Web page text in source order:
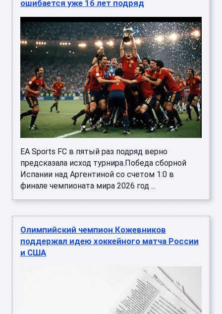
ошибается уже 16 лет подряд
EA Sports FC в пятый раз подряд верно
предсказала исход турнира.Победа сборной
Испании над Аргентиной со счетом 1:0 в
финале чемпионата мира 2026 год ...
Олимпийский чемпион Кожевников
поддержал идею хоккейного матча России
и США